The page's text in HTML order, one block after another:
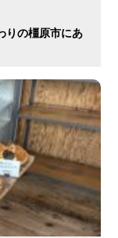
りの橿原市にあ